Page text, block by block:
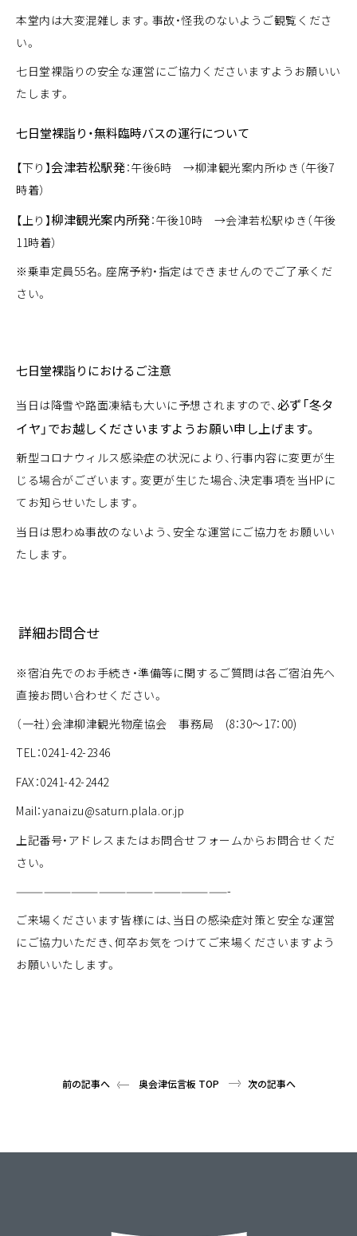
本堂内は大変混雑します。事故・怪我のないようご観覧くださ
い。
七日堂裸詣りの安全な運営にご協力くださいますようお願いい
たします。
七日堂裸詣り・無料臨時バスの運行について
【下り】会津若松駅発：午後6時 →柳津観光案内所ゆき（午後7
時着）
【上り】柳津観光案内所発：午後10時 →会津若松駅ゆき（午後
11時着）
※乗車定員55名。座席予約・指定はできませんのでご了承くだ
さい。
七日堂裸詣りにおけるご注意
当日は降雪や路面凍結も大いに予想されますので、 必ず「冬タ
イヤ」でお越しくださいますようお願い申し上げます。
新型コロナウィルス感染症の状況により、行事内容に変更が生
じる場合がございます。変更が生じた場合、決定事項を当HPに
てお知らせいたします。
当日は思わぬ事故のないよう、安全な運営にご協力をお願いい
たします。
詳細お問合せ
※宿泊先でのお手続き・準備等に関するご質問は各ご宿泊先へ
直接お問い合わせください。
（一社）会津柳津観光物産協会 事務局 (8：30～17：00)
TEL：0241-42-2346
FAX：0241-42-2442
Mail：yanaizu@saturn.plala.or.jp
上記番号・アドレスまたはお問合せフォームからお問合せくだ
さい。
———————————————————————-
ご来場くださいます皆様には、当日の感染症対策と安全な運営
にご協力いただき、何卒お気をつけてご来場くださいますよう
お願いいたします。
前の記事へ 奥会津伝言板 TOP 次の記事へ